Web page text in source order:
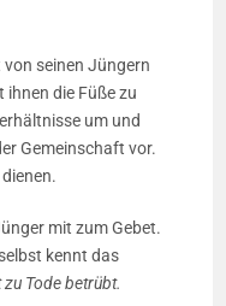
von seinen Jüngern
ihnen die Füße zu
um und
Gemeinschaft vor.
mit zum Gebet.
kennt das
zu Tode betrübt.